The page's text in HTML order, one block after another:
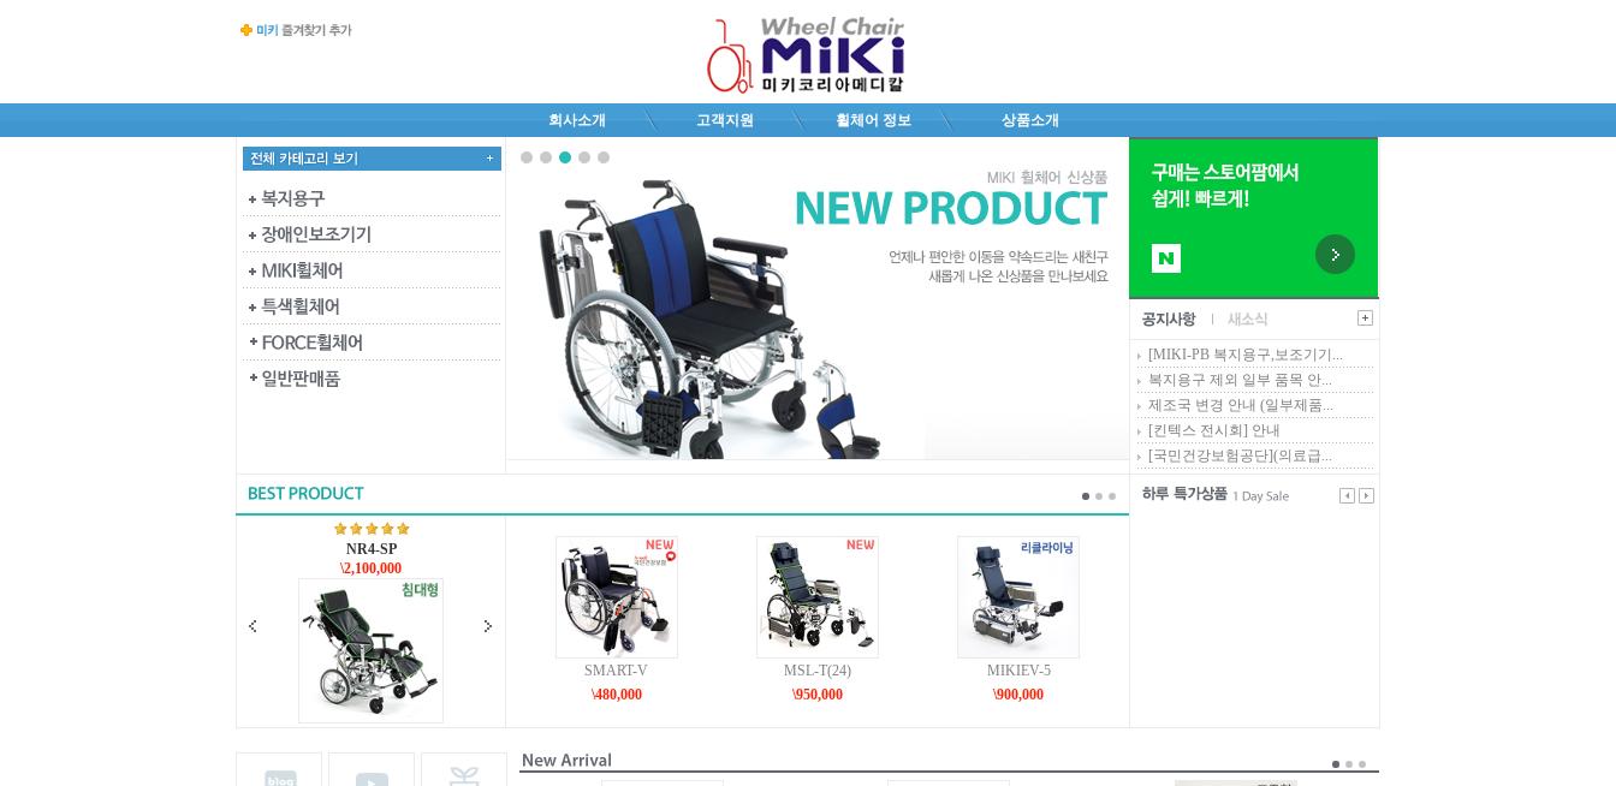
회사소개 고객지원 휠체어 정보 상품소개
[MIKI-PB 복지용구,보조기기...
복지용구 제외 일부 품목 안...
제조국 변경 안내 (일부제품...
[킨텍스 전시회] 안내
[국민건강보험공단](의료급...
NR4-SP
\2,100,000
SMART-V
\480,000
MSL-T(24)
\950,000
MIKIEV-5
\900,000